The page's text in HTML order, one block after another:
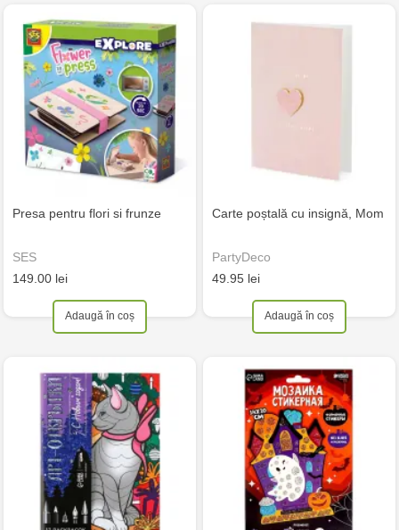
Presa pentru flori si frunze
SES
149.00 lei
Adaugă în coș
Carte poștală cu insignă, Mom
PartyDeco
49.95 lei
Adaugă în coș